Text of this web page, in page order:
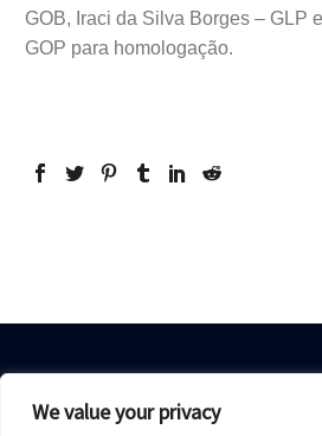
We value your privacy
GOB, Iraci da Silva Borges – GLP
GOP para homologação.